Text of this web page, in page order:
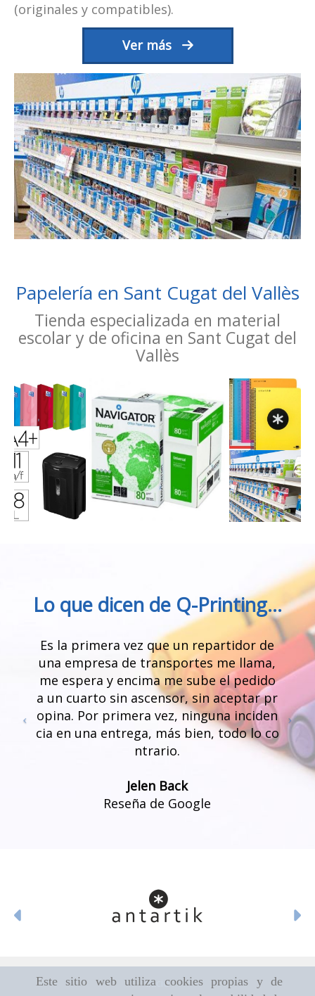
Este sitio web utiliza cookies propias y de
(originales y compatibles).
Ver más
Papelería en Sant Cugat del Vallès
Tienda especializada en material
escolar y de oficina en Sant Cugat del
Vallès
Lo que dicen de Q-Printing…
Es la primera vez que un repartidor de
una empresa de transportes me llama,
me espera y encima me sube el pedido
a un cuarto sin ascensor, sin aceptar pr
opina. Por primera vez, ninguna inciden
cia en una entrega, más bien, todo lo co
ntrario.
Jelen Back
Reseña de Google
Inicio